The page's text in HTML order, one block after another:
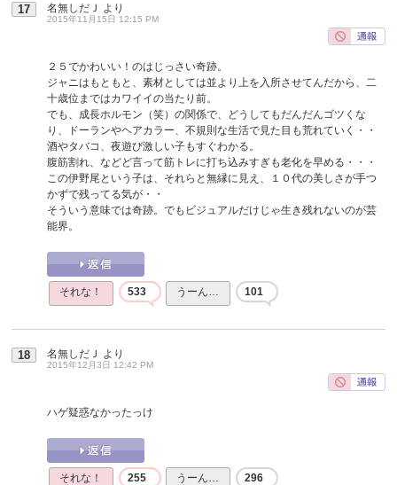
17 名無しだＪ より
2015年11月15日 12:15 PM
２５でかわいい！のはじっさい奇跡。
ジャニはもともと、素材としては並より上を入所させてんだから、二
十歳位まではカワイイの当たり前。
でも、成長ホルモン（笑）の関係で、どうしてもだんだんゴツくな
り、ドーランやヘアカラー、不規則な生活で見た目も荒れていく・・
酒やタバコ、夜遊び激しい子もすぐわかる。
腹筋割れ、などど言って筋トレに打ち込みすぎも老化を早める・・・
この伊野尾という子は、それらと無縁に見え、１０代の美しさが手つ
かずで残ってる気が・・
そういう意味では奇跡。でもビジュアルだけじゃ生き残れないのが芸
能界。
それな！ 533 うーん… 101
18 名無しだＪ より
2015年12月3日 12:42 PM
ハゲ疑惑なかったっけ
それな！ 255 うーん… 296